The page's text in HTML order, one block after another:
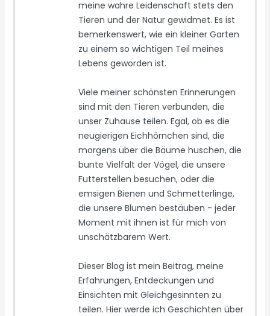
meine wahre Leidenschaft stets den
Tieren und der Natur gewidmet. Es ist
bemerkenswert, wie ein kleiner Garten
zu einem so wichtigen Teil meines
Lebens geworden ist.
Viele meiner schönsten Erinnerungen
sind mit den Tieren verbunden, die
unser Zuhause teilen. Egal, ob es die
neugierigen Eichhörnchen sind, die
morgens über die Bäume huschen, die
bunte Vielfalt der Vögel, die unsere
Futterstellen besuchen, oder die
emsigen Bienen und Schmetterlinge,
die unsere Blumen bestäuben - jeder
Moment mit ihnen ist für mich von
unschätzbarem Wert.
Dieser Blog ist mein Beitrag, meine
Erfahrungen, Entdeckungen und
Einsichten mit Gleichgesinnten zu
teilen. Hier werde ich Geschichten über